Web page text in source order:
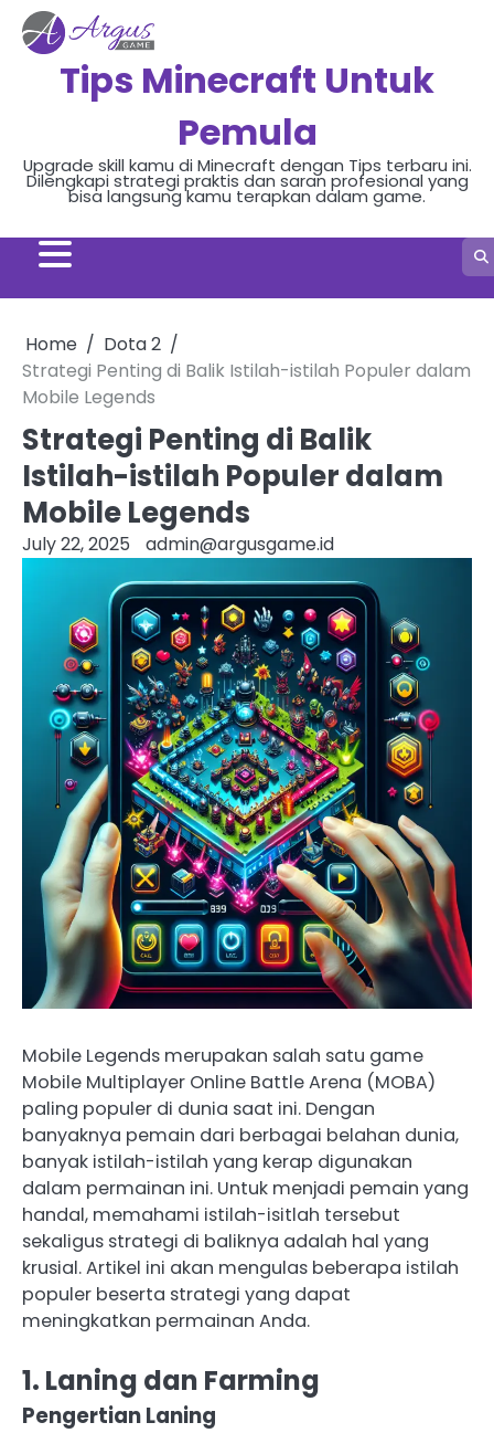
Skip
contentTips Minecraft Untuk
Pemula
Upgrade skill kamu di Minecraft dengan Tips terbaru ini.
Dilengkapi strategi praktis dan saran profesional yang
bisa langsung kamu terapkan dalam game.
Home
Dota 2
Strategi Penting di Balik Istilah-istilah Populer dalam
Mobile Legends
Strategi Penting di Balik
Istilah-istilah Populer dalam
Mobile Legends
July 22, 2025 admin@argusgame.id
Mobile Legends merupakan salah satu game
Mobile Multiplayer Online Battle Arena (MOBA)
paling populer di dunia saat ini. Dengan
banyaknya pemain dari berbagai belahan dunia,
banyak istilah-istilah yang kerap digunakan
dalam permainan ini. Untuk menjadi pemain yang
handal, memahami istilah-isitlah tersebut
sekaligus strategi di baliknya adalah hal yang
krusial. Artikel ini akan mengulas beberapa istilah
populer beserta strategi yang dapat
meningkatkan permainan Anda.
1. Laning dan Farming
Pengertian Laning